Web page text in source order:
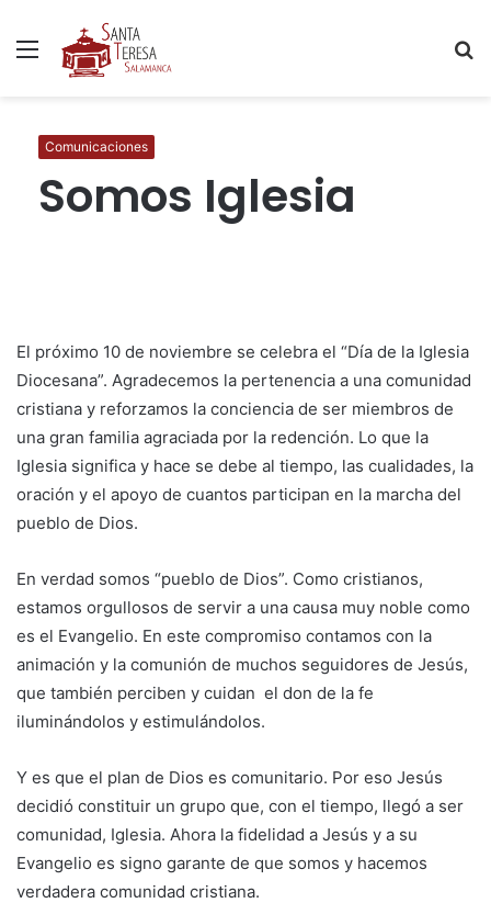
Menú
Comunicaciones
Somos Iglesia
El próximo 10 de noviembre se celebra el “Día de la Iglesia
Diocesana”. Agradecemos la pertenencia a una comunidad
cristiana y reforzamos la conciencia de ser miembros de
una gran familia agraciada por la redención. Lo que la
Iglesia significa y hace se debe al tiempo, las cualidades, la
oración y el apoyo de cuantos participan en la marcha del
pueblo de Dios.
En verdad somos “pueblo de Dios”. Como cristianos,
estamos orgullosos de servir a una causa muy noble como
es el Evangelio. En este compromiso contamos con la
animación y la comunión de muchos seguidores de Jesús,
que también perciben y cuidan el don de la fe
iluminándolos y estimulándolos.
Y es que el plan de Dios es comunitario. Por eso Jesús
decidió constituir un grupo que, con el tiempo, llegó a ser
comunidad, Iglesia. Ahora la fidelidad a Jesús y a su
Evangelio es signo garante de que somos y hacemos
verdadera comunidad cristiana.